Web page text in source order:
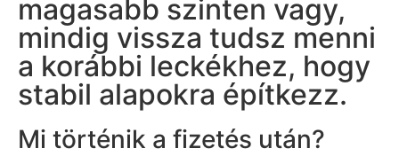
magasabb szinten vagy,
mindig vissza tudsz menni
a korábbi leckékhez, hogy
stabil alapokra építkezz.
Mi történik a fizetés után?